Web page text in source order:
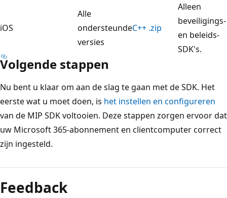
iOS
Alle
ondersteunde
versies
C++ .zip
Alleen
beveiligings-
en beleids-
SDK's.
Volgende stappen
Nu bent u klaar om aan de slag te gaan met de SDK. Het
eerste wat u moet doen, is het instellen en configureren
van de MIP SDK voltooien. Deze stappen zorgen ervoor dat
uw Microsoft 365-abonnement en clientcomputer correct
zijn ingesteld.
Feedback